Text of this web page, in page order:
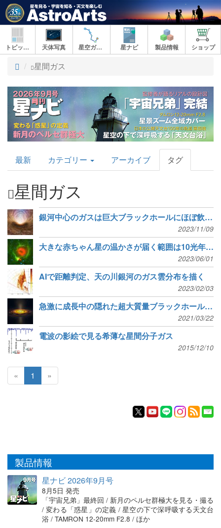
トピックス 天体写真 星空ガイド 星ナビ 製品情報 ショップ
ト
プ
星間ガス
AstroArts
Topics
最新 カテゴリー アーカイブ タグ
星間ガス
銀河中心のガスは巨大ブラックホールにほぼ飲み込まれない
2023/11/09
大きな赤ちゃん星の温かさが届く範囲は10光年程度
2023/06/01
AIで距離判定、天の川銀河のガス雲分布を描く
2023/02/03
急激に成長中の隠れた超大質量ブラックホールを発掘
2021/03/22
電波の影絵で見る希薄な星間分子ガス
2015/12/10
« 1 »
製品情報
星ナビ 2026年9月号
8月5日 発売
「宇宙兄弟」最終回 / 新月のペルセ群極大を見る・撮る
/ 変わる「惑星」の定義 / 星空の下で深呼吸する天文台
浴 / TAMRON 12-20mm F2.8 / ほか